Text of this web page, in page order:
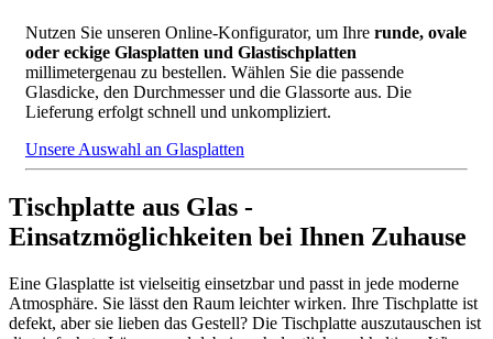
Nutzen Sie unseren Online-Konfigurator, um Ihre runde, ovale
oder eckige Glasplatten und Glastischplatten
millimetergenau zu bestellen. Wählen Sie die passende
Glasdicke, den Durchmesser und die Glassorte aus. Die
Lieferung erfolgt schnell und unkompliziert.
Unsere Auswahl an Glasplatten
Tischplatte aus Glas -
Einsatzmöglichkeiten bei Ihnen Zuhause
Eine Glasplatte ist vielseitig einsetzbar und passt in jede moderne
Atmosphäre. Sie lässt den Raum leichter wirken. Ihre Tischplatte ist
defekt, aber sie lieben das Gestell? Die Tischplatte auszutauschen ist